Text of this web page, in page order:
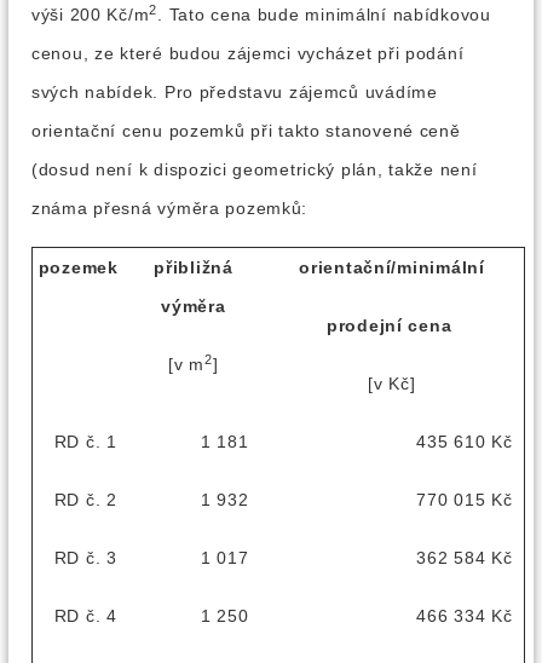
výši 200 Kč/m2
. Tato cena bude minimální nabídkovou
cenou, ze které budou zájemci vycházet při podání
svých nabídek. Pro představu zájemců uvádíme
orientační cenu pozemků při takto stanovené ceně
(dosud není k dispozici geometrický plán, takže není
známa přesná výměra pozemků:
pozemek
přibližná
výměra
[v m2]
orientační/minimální
prodejní cena
[v Kč]
RD č. 1 1 181 435 610 Kč
RD č. 2 1 932 770 015 Kč
RD č. 3 1 017 362 584 Kč
RD č. 4 1 250 466 334 Kč